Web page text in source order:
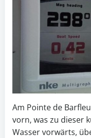
Am Pointe de
vorn, was zu dieser
Wasser vorwärts,